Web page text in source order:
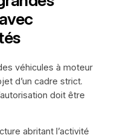
véhicules à moteur
d’un cadre strict.
doit être
abritant l’activité